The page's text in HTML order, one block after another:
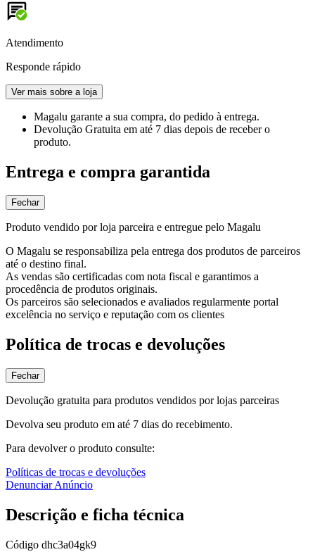
Atendimento
Responde rápido
Ver mais sobre a loja
Magalu garante a sua compra, do pedido à entrega.
Devolução Gratuita em até 7 dias depois de receber o
produto.
Entrega e compra garantida
Fechar
Produto vendido por loja parceira e entregue pelo Magalu
O Magalu se responsabiliza pela entrega dos produtos de parceiros
até o destino final.
As vendas são certificadas com nota fiscal e garantimos a
procedência de produtos originais.
Os parceiros são selecionados e avaliados regularmente portal
excelência no serviço e reputação com os clientes
Política de trocas e devoluções
Fechar
Devolução gratuita para produtos vendidos por lojas parceiras
Devolva seu produto em até 7 dias do recebimento.
Para devolver o produto consulte:
Políticas de trocas e devoluções
Denunciar Anúncio
Descrição e ficha técnica
Código dhc3a04gk9